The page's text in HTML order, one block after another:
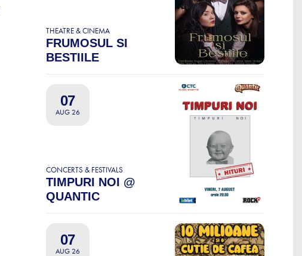
THEATRE & CINEMA
FRUMOSUL SI
BESTIILE
07
AUG 26
CONCERTS & FESTIVALS
TIMPURI NOI @
QUANTIC
07
AUG 26